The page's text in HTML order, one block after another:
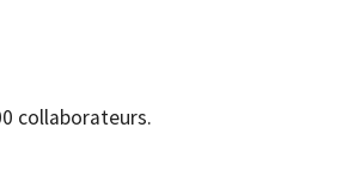
collaborateurs.